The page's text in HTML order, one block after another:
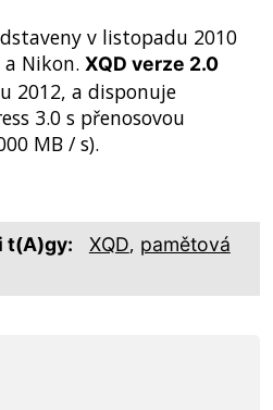
v listopadu 2010
Nikon. XQD verze 2.0
2012, a disponuje
3.0 s přenosovou
MB / s).
t(A)gy: XQD, pamětová